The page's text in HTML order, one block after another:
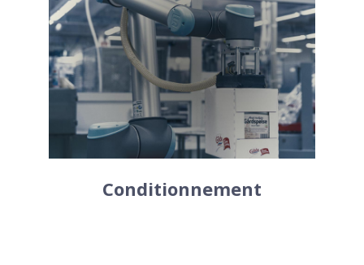
Les cobots sont utilisés pour
conditionner vos produits. Ces robots
sont adaptés pour traiter l’emballage et
le déplacement d’objets lourds. Les
pinces pour robots collaboratifs sont
conçues pour fonctionner comme une
main pour une meilleure précision.
Conditionnement